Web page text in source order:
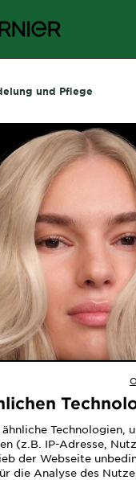
und Pflege
Technologien,
(z.B. IP-Adresse,
der Webseite
die Analyse des